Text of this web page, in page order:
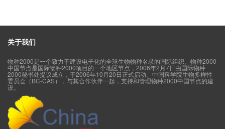
关于我们
物种2000是一个致力于建设电子化的全球生物物种名录的国际组织。物种2000
中国节点是国际物种2000项目的一个地区节点，2006年2月7日由国际物种
2000秘书处提议成立，于2006年10月20日正式启动。中国科学院生物多样性
委员会（BC-CAS），与其合作伙伴一起，支持和管理物种2000中国节点的建
设。